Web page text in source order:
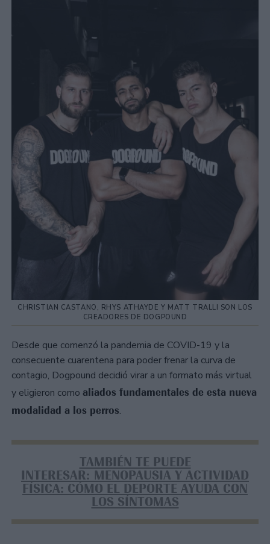
CHRISTIAN CASTANO, RHYS ATHAYDE Y MATT TRALLI SON LOS
CREADORES DE DOGPOUND
Desde que comenzó la pandemia de COVID-19 y la
consecuente cuarentena para poder frenar la curva de
contagio, Dogpound decidió virar a un formato más virtual
y eligieron como aliados fundamentales de esta nueva
modalidad a los perros.
TAMBIÉN TE PUEDE
INTERESAR: MENOPAUSIA Y ACTIVIDAD
FÍSICA: CÓMO EL DEPORTE AYUDA CON
LOS SÍNTOMAS